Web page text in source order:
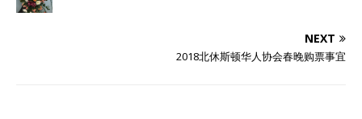
NEXT
2018北休斯顿华人协会春晚购票事宜